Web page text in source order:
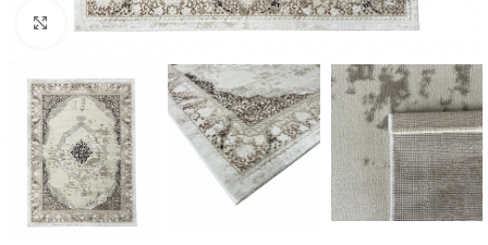
Κλικ για μεγέθυνση